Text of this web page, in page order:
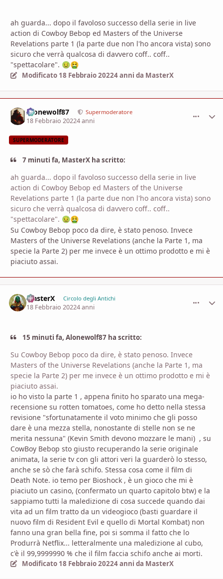
ah guarda... dopo il favoloso successo della serie in live
action di Cowboy Bebop ed Masters of the Universe
Revelations parte 1 (la parte due non l'ho ancora vista) sono
sicuro che verrà qualcosa di davvero coff.. coff..
"spettacolare". 🤢🤮
Modificato 18 Febbraio 20224 anni da MasterX
Alonewolf87 Supermoderatore
18 Febbraio 20224 anni
SUPERMODERATORE
7 minuti fa, MasterX ha scritto:
ah guarda... dopo il favoloso successo della serie in live
action di Cowboy Bebop ed Masters of the Universe
Revelations parte 1 (la parte due non l'ho ancora vista) sono
sicuro che verrà qualcosa di davvero coff.. coff..
"spettacolare". 🤢🤮
Su Cowboy Bebop poco da dire, è stato penoso. Invece
Masters of the Universe Revelations (anche la Parte 1, ma
specie la Parte 2) per me invece è un ottimo prodotto e mi è
piaciuto assai.
MasterX Circolo degli Antichi
18 Febbraio 20224 anni
15 minuti fa, Alonewolf87 ha scritto:
Su Cowboy Bebop poco da dire, è stato penoso. Invece
Masters of the Universe Revelations (anche la Parte 1, ma
specie la Parte 2) per me invece è un ottimo prodotto e mi è
piaciuto assai.
io ho visto la parte 1 , appena finito ho sparato una mega-
recensione su rotten tomatoes, come ho detto nella stessa
revisione "sfortunatamente il voto minimo che gli posso
dare è una mezza stella, nonostante di stelle non se ne
merita nessuna" (Kevin Smith devono mozzare le mani) , su
CowBoy Bebop sto giusto recuperando la serie originale
animata, la serie tv con gli attori veri la guarderò lo stesso,
anche se sò che farà schifo. Stessa cosa come il film di
Death Note. io temo per Bioshock , è un gioco che mi è
piaciuto un casino, (confermato un quarto capitolo btw) e la
sappiamo tutti la maledizione di cosa succede quando dai
vita ad un film tratto da un videogioco (basti guardare il
nuovo film di Resident Evil e quello di Mortal Kombat) non
fanno una gran bella fine, poi si somma il fatto che lo
Produrrà Netflix... letteralmente una maledizione al cubo,
c'è il 99,9999990 % che il film faccia schifo anche ai morti.
Modificato 18 Febbraio 20224 anni da MasterX